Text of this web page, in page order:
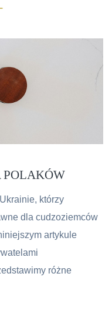
którzy
dla cudzoziemców
artykule
różne